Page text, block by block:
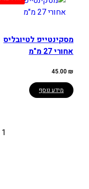
מסקינטייפ לטיובליס
אחורי 27 מ"מ
45.00₪
מידע נוסף
1